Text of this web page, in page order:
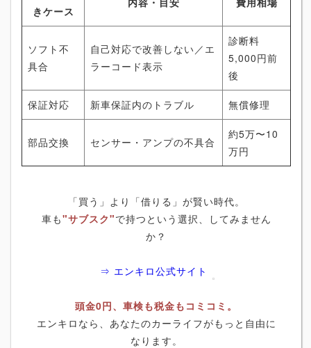
きケース
ソフト不
具合
自己対応で改善しない／エ
ラーコード表示
診断料
5,000円前
後
保証対応 新車保証内のトラブル 無償修理
部品交換 センサー・アンプの不具合
約5万〜10
万円
「買う」より「借りる」が賢い時代。
車も"サブスク"で持つという選択、してみません
か？
⇒ エンキロ公式サイト
頭金0円、車検も税金もコミコミ。
エンキロなら、あなたのカーライフがもっと自由に
なります。